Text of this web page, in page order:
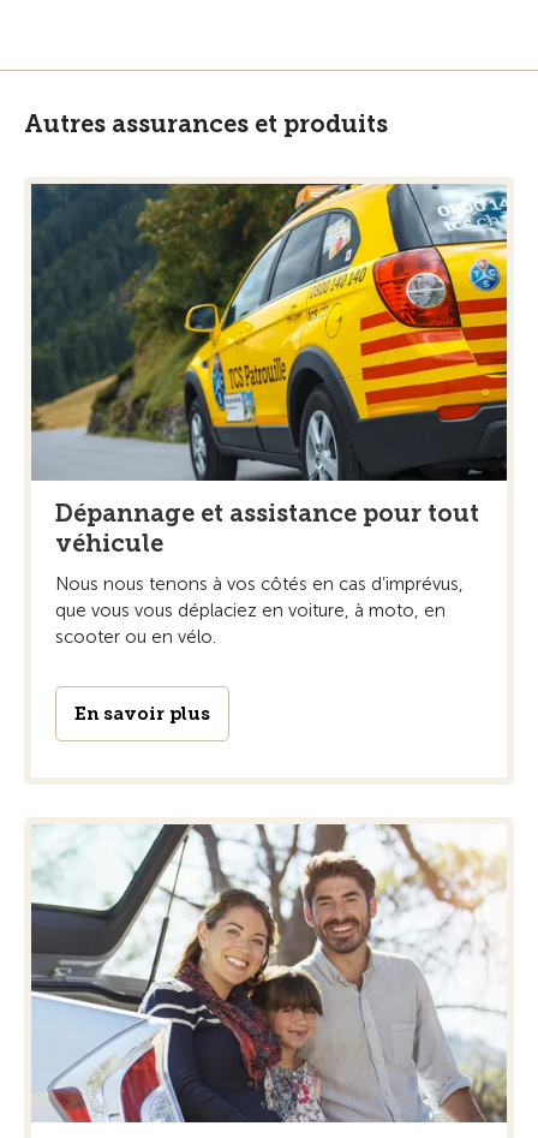
Autres assurances et produits
Dépannage et assistance pour tout
véhicule
Nous nous tenons à vos côtés en cas d’imprévus,
que vous vous déplaciez en voiture, à moto, en
scooter ou en vélo.
En savoir plus